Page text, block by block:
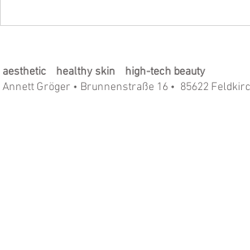
aesthetic healthy skin high-tech beauty
Annett Gröger • Brunnenstraße 16 • 85622